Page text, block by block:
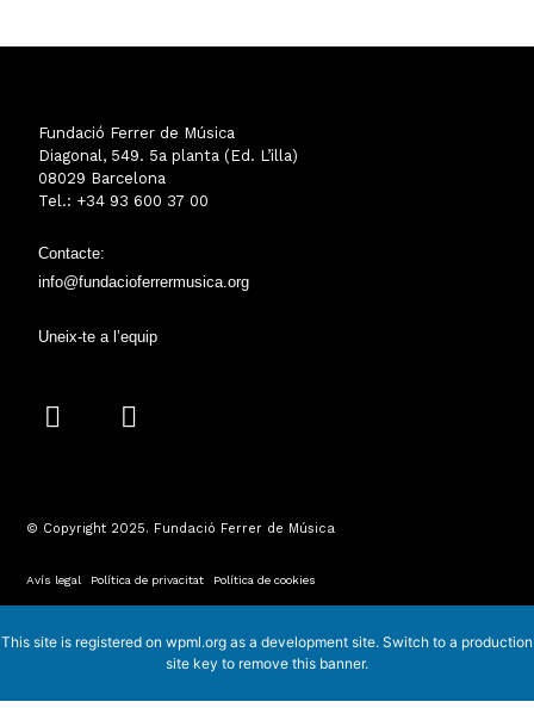
Fundació Ferrer de Música
Diagonal, 549. 5a planta (Ed. L’illa)
08029 Barcelona
Tel.: +34 93 600 37 00
Contacte:
info@fundacioferrermusica.org
Uneix-te a l’equip
I
a
r
a
m
Y
u
e
© Copyright 2025. Fundació Ferrer de Música
Avís legal Política de privacitat Política de cookies
This site is registered on wpml.org as a development site. Switch to a production
site key to remove this banner.